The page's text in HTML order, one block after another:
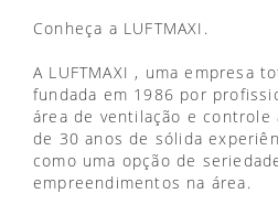
Conheça a LUFTMAXI.
A LUFTMAXI , uma empresa
fundada em 1986 por
área de ventilação e controle
de 30 anos de sólida
como uma opção de
empreendimentos na área.